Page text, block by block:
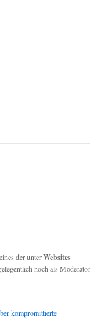
der unterWebsites
noch als Moderator
kompromittierte